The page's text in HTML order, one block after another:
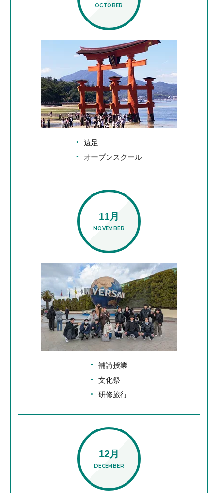
OCTOBER
遠足
オープンスクール
11月
NOVEMBER
補講授業
文化祭
研修旅行
12月
DECEMBER